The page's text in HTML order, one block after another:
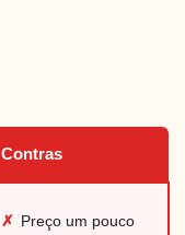
Contras
✗ Preço um pouco